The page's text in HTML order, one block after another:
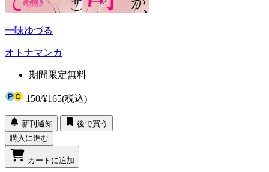
一味ゆづる
オトナマンガ
期間限定無料
150/¥165(税込)
新刊通知
後で買う
購入に進む
カートに追加